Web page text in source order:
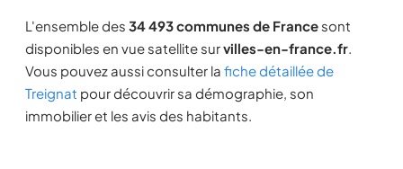
L'ensemble des 34 493 communes de France sont
disponibles en vue satellite survilles-en-france.fr.
Vous pouvez aussi consulter la fiche détaillée de
Treignat pour découvrir sa démographie, son
immobilier et les avis des habitants.